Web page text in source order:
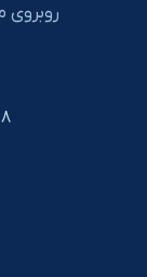
روبروی